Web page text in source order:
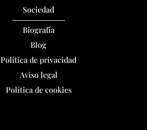
Sociedad
Biografía
Blog
Política de privacidad
Aviso legal
Política de cookies